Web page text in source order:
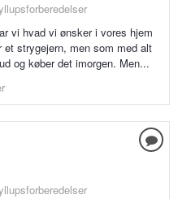
vi hvad vi ønsker i vores hjem
strygejern, men som med alt
og køber det imorgen. Men...